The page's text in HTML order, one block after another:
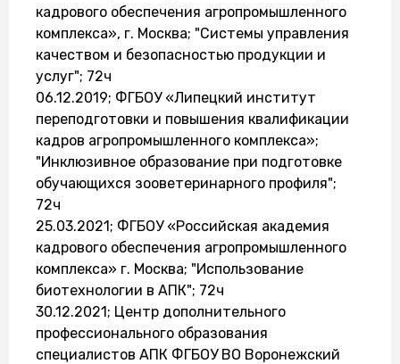
кадрового обеспечения агропромышленного
комплекса», г. Москва; "Системы управления
качеством и безопасностью продукции и
услуг"; 72ч
06.12.2019; ФГБОУ «Липецкий институт
переподготовки и повышения квалификации
кадров агропромышленного комплекса»;
"Инклюзивное образование при подготовке
обучающихся зооветеринарного профиля";
72ч
25.03.2021; ФГБОУ «Российская академия
кадрового обеспечения агропромышленного
комплекса» г. Москва; "Использование
биотехнологии в АПК"; 72ч
30.12.2021; Центр дополнительного
профессионального образования
специалистов АПК ФГБОУ ВО Воронежский